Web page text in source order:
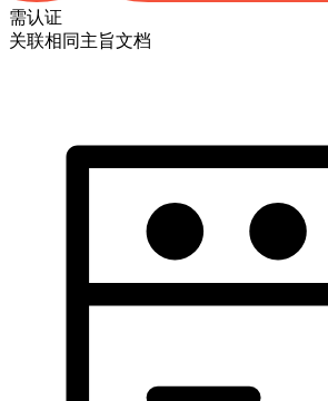
需认证
关联相同主旨文档